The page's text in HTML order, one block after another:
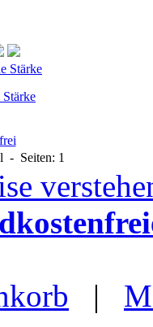
- Seiten: 1
|